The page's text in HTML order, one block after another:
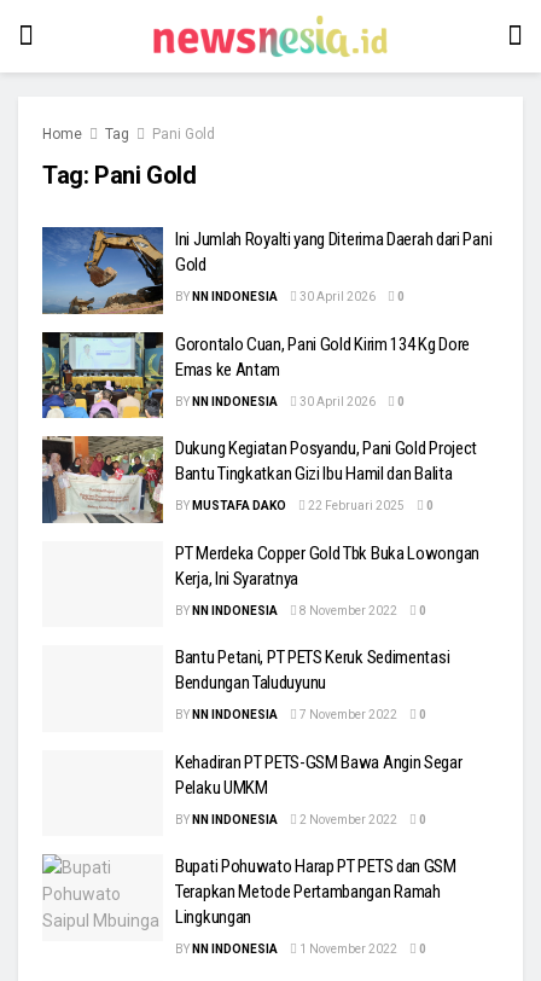
Home Tag Pani Gold
Tag: Pani Gold
Ini Jumlah Royalti yang Diterima Daerah dari Pani
Gold
BY NN INDONESIA 30 April 2026 0
Gorontalo Cuan, Pani Gold Kirim 134 Kg Dore
Emas ke Antam
BY NN INDONESIA 30 April 2026 0
Dukung Kegiatan Posyandu, Pani Gold Project
Bantu Tingkatkan Gizi Ibu Hamil dan Balita
BY MUSTAFA DAKO 22 Februari 2025 0
PT Merdeka Copper Gold Tbk Buka Lowongan
Kerja, Ini Syaratnya
BY NN INDONESIA 8 November 2022 0
Bantu Petani, PT PETS Keruk Sedimentasi
Bendungan Taluduyunu
BY NN INDONESIA 7 November 2022 0
Kehadiran PT PETS-GSM Bawa Angin Segar
Pelaku UMKM
BY NN INDONESIA 2 November 2022 0
Bupati Pohuwato Harap PT PETS dan GSM
Terapkan Metode Pertambangan Ramah
Lingkungan
BY NN INDONESIA 1 November 2022 0